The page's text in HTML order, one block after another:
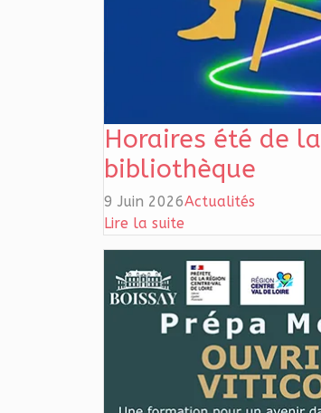
Horaires été de la
bibliothèque
9 Juin 2026Actualités
Lire la suite